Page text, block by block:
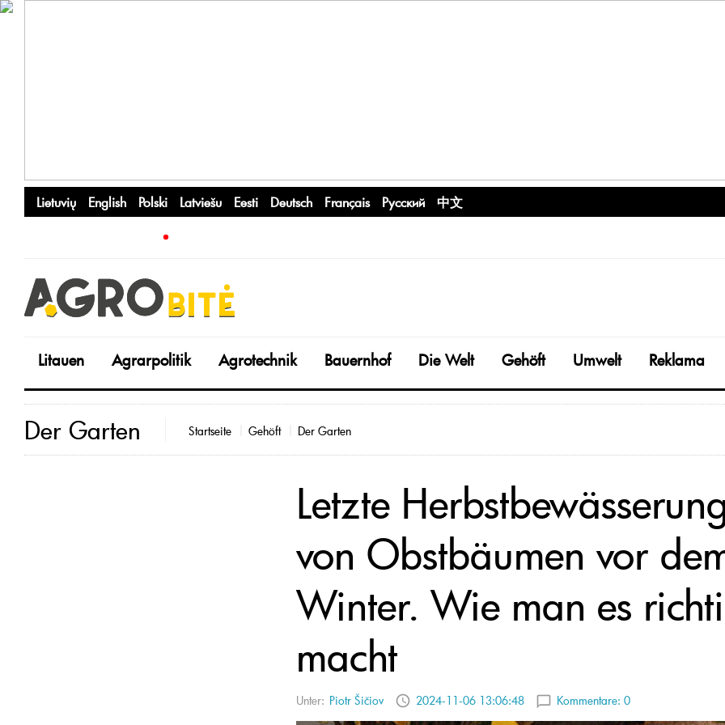
Lietuvių English Polski Latviešu Eesti Deutsch Français Русский 中文
Litauen Agrarpolitik Agrotechnik Bauernhof Die Welt Gehöft Umwelt Reklama
Der Garten Startseite Gehöft Der Garten
Letzte
von Obstbäumen vor
Winter. Wie man es
macht
Unter: Piotr Šičiov 2024-11-06 13:06:48 Kommentare: 0